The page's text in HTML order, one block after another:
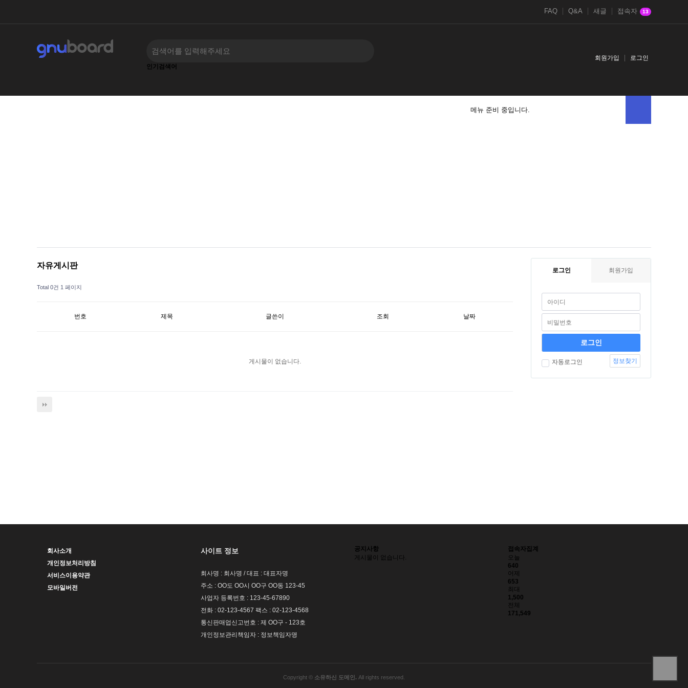
FAQ Q&A 새글 접속자 13
인기검색어
회원가입 로그인
메뉴 준비 중입니다.
자유게시판
Total 0건 1 페이지
번호 제목 글쓴이 조회 날짜
게시물이 없습니다.
로그인 회원가입
자동로그인 정보찾기
회사소개
개인정보처리방침
서비스이용약관
모바일버전
사이트 정보
회사명 : 회사명 / 대표 : 대표자명
주소 : OO도 OO시 OO구 OO동 123-45
사업자 등록번호 : 123-45-67890
전화 : 02-123-4567 팩스 : 02-123-4568
통신판매업신고번호 : 제 OO구 - 123호
개인정보관리책임자 : 정보책임자명
공지사항
게시물이 없습니다.
접속자집계
오늘
640
어제
653
최대
1,500
전체
171,549
Copyright © 소유하신 도메인. All rights reserved.